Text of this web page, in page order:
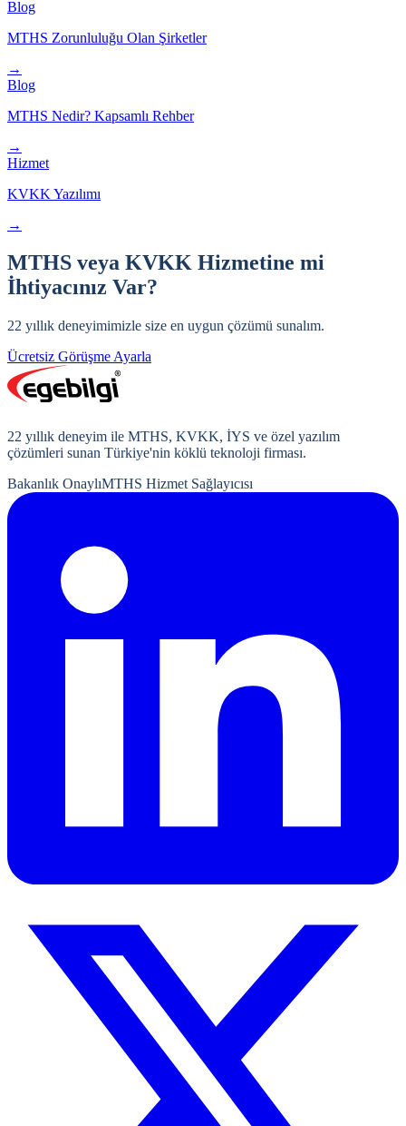
Blog
MTHS Zorunluluğu Olan Şirketler
→
Blog
MTHS Nedir? Kapsamlı Rehber
→
Hizmet
KVKK Yazılımı
→
MTHS veya KVKK Hizmetine mi
İhtiyacınız Var?
22 yıllık deneyimimizle size en uygun çözümü sunalım.
Ücretsiz Görüşme Ayarla
22 yıllık deneyim ile MTHS, KVKK, İYS ve özel yazılım
çözümleri sunan Türkiye'nin köklü teknoloji firması.
Bakanlık OnaylıMTHS Hizmet Sağlayıcısı